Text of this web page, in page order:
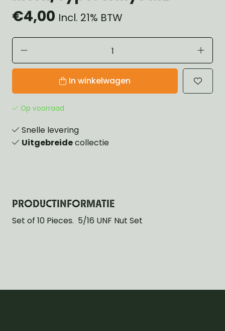
€4,00 Incl. 21% BTW
In winkelwagen
Op voorraad
Snelle levering
Uitgebreidecollectie
PRODUCTINFORMATIE
Set of 10 Pieces. 5/16 UNF Nut Set